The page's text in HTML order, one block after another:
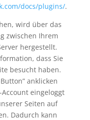
docs/plugins/.
wird über das
zwischen Ihrem
hergestellt.
dass Sie
besucht haben.
anklicken
eingeloggt
Seiten auf
Dadurch kann